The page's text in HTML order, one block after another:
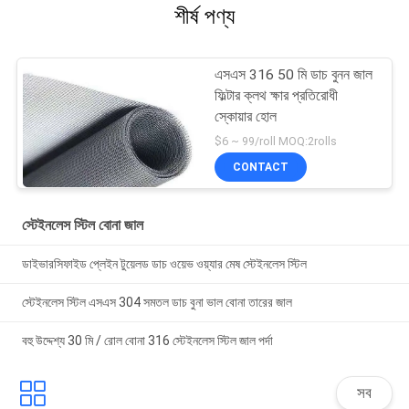
শীর্ষ পণ্য
এসএস 316 50 মি ডাচ বুনন জাল
ফিল্টার ক্লথ ক্ষার প্রতিরোধী
স্কোয়ার হোল
$6 ~ 99/roll MOQ:2rolls
CONTACT
স্টেইনলেস স্টিল বোনা জাল
ডাইভারসিফাইড প্লেইন টুয়েলড ডাচ ওয়েভ ওয়্যার মেষ স্টেইনলেস স্টিল
স্টেইনলেস স্টিল এসএস 304 সমতল ডাচ বুনা ভাল বোনা তারের জাল
বহু উদ্দেশ্য 30 মি / রোল বোনা 316 স্টেইনলেস স্টিল জাল পর্দা
সব